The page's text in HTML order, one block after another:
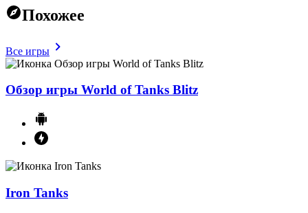
Похожее
Все игры
Обзор игры World of Tanks Blitz
Iron Tanks